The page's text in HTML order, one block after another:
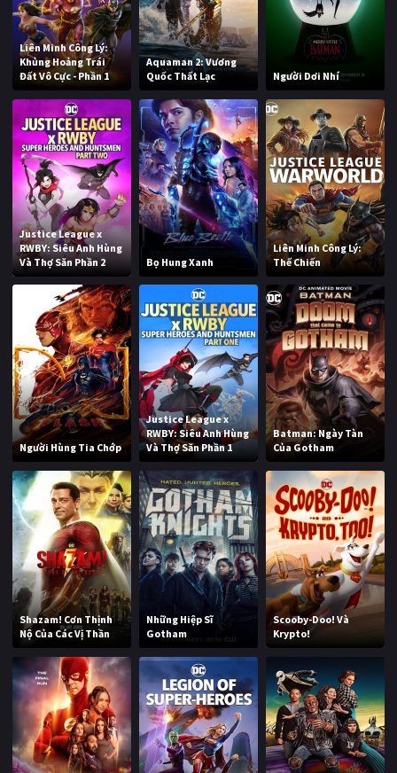
Liên Minh Công Lý:
Khủng Hoảng Trái
Đất Vô Cực - Phần 1
Aquaman 2: Vương
Quốc Thất Lạc
Người Dơi Nhí
Justice League x
RWBY: Siêu Anh Hùng
Và Thợ Săn Phần 2
Bọ Hung Xanh
Liên Minh Công Lý:
Thế Chiến
Người Hùng Tia Chớp
Justice League x
RWBY: Siêu Anh Hùng
Và Thợ Săn Phần 1
Batman: Ngày Tàn
Của Gotham
Shazam! Cơn Thịnh
Nộ Của Các Vị Thần
Những Hiệp Sĩ
Gotham
Scooby-Doo! Và
Krypto!